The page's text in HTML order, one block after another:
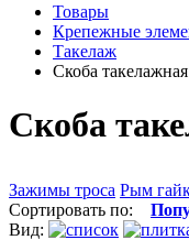
Товары
Крепежные
Такелаж
Скоба такелажная
Скоба
Зажимы троса Рым
Сортировать по:
Вид: